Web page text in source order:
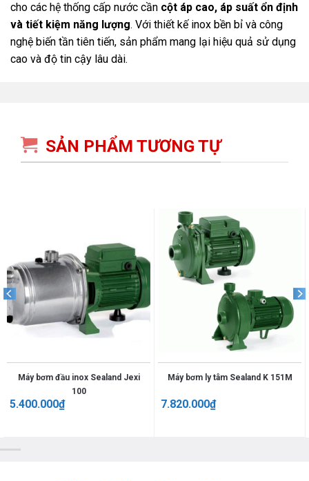
cho các hệ thống cấp nước cần cột áp cao, áp suất ổn định
và tiết kiệm năng lượng. Với thiết kế inox bền bỉ và công
nghệ biến tần tiên tiến, sản phẩm mang lại hiệu quả sử dụng
cao và độ tin cậy lâu dài.
SẢN PHẨM TƯƠNG TỰ
Máy bơm đầu inox Sealand Jexi
100
5.400.000₫
Máy bơm ly tâm Sealand K 151M
7.820.000₫